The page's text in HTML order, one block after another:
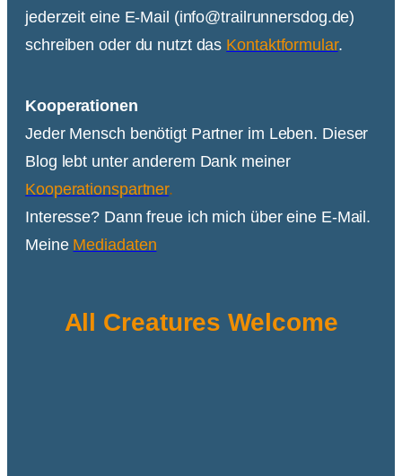
jederzeit eine E-Mail (info@trailrunnersdog.de)
schreiben oder du nutzt das Kontaktformular.
Kooperationen
Jeder Mensch benötigt Partner im Leben. Dieser
Blog lebt unter anderem Dank meiner
Kooperationspartner.
Interesse? Dann freue ich mich über eine E-Mail.
Meine Mediadaten
All Creatures Welcome